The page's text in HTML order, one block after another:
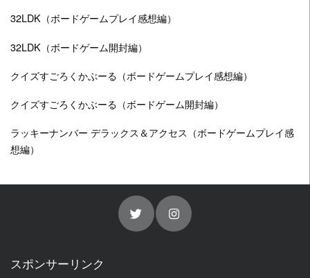
32LDK（ボードゲームプレイ感想編）
32LDK（ボードゲーム開封編）
クイズすごろくかぶーる（ボードゲームプレイ感想編）
クイズすごろくかぶーる（ボードゲーム開封編）
ラッキーナンバー デラックス＆アクセス（ボードゲームプレイ感
想編）
スポンサーリンク